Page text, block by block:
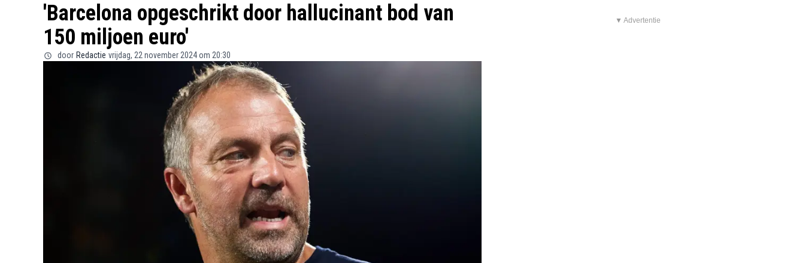
'Barcelona opgeschrikt door hallucinant bod van
150 miljoen euro'
door Redactie vrijdag, 22 november 2024 om 20:30
▼ Advertentie